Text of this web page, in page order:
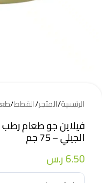
الرئيسية/المتجر/القطط/
فيلاين جو طعام
الجيلي – 75 جم
6.50ر.س